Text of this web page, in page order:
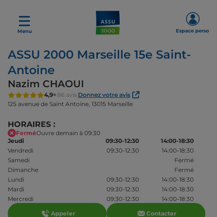
Menu Espace perso
ASSU 2000 Marseille 15e Saint-
Antoine
Nazim CHAOUI
4,9 86 avis Donnez votre avis
125 avenue de Saint Antoine, 13015 Marseille
HORAIRES :
FerméOuvre demain à 09:30
Jeudi
09:30-12:30
14:00-18:30
Vendredi
09:30-12:30
14:00-18:30
Samedi
Fermé
Dimanche
Fermé
Lundi
09:30-12:30
14:00-18:30
Mardi
09:30-12:30
14:00-18:30
Mercredi
09:30-12:30
14:00-18:30
Appeler
Contacter